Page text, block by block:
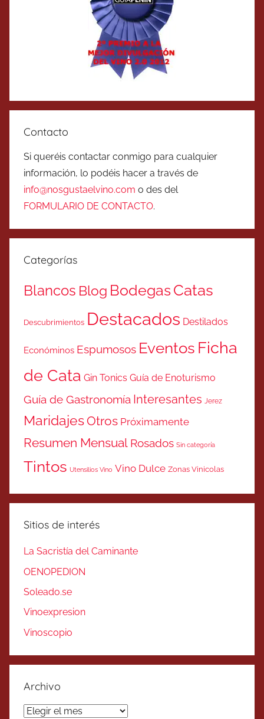
Contacto
Si queréis contactar conmigo para cualquier
información, lo podéis hacer a través de
info@nosgustaelvino.com o des del
FORMULARIO DE CONTACTO.
Categorías
Blancos Blog BodegasCatas
Descubrimientos Destacados Destilados
Económinos Espumosos Eventos Ficha
de Cata Gin Tonics Guía de Enoturismo
Guía de Gastronomía Interesantes Jerez
MaridajesOtros Próximamente
Resumen Mensual Rosados Sin categoría
Tintos Utensilios Vino Vino Dulce Zonas Vinicolas
Sitios de interés
La Sacristía del Caminante
OENOPEDION
Soleado.se
Vinoexpresion
Vinoscopio
Archivo
Archivo